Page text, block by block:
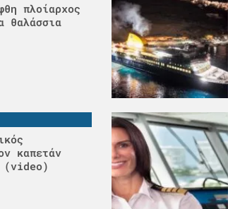
πλοίαρχος
θαλάσσια
καπετάν
(video)